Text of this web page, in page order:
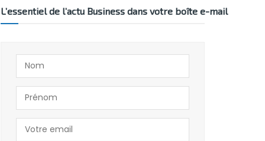
L’essentiel de l’actu Business dans votre boîte e-mail